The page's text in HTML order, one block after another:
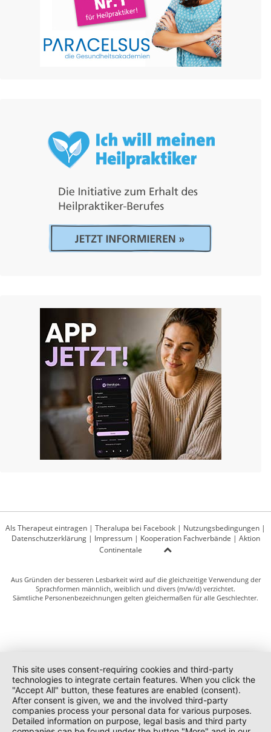
Als Therapeut eintragen | Theralupa bei Facebook | Nutzungsbedingungen |
Datenschutzerklärung| Impressum| Kooperation Fachverbände | Aktion
Continentale
Aus Gründen der besseren Lesbarkeit wird auf die gleichzeitige Verwendung der
Sprachformen männlich, weiblich und divers (m/w/d) verzichtet.
Sämtliche Personenbezeichnungen gelten gleichermaßen für alle Geschlechter.
This site uses consent-requiring cookies and third-party
technologies to integrate certain features. When you click the
"Accept All" button, these features are enabled (consent).
After consent is given, we and the involved third-party
companies process your personal data for various purposes.
Detailed information on purpose, legal basis and third party